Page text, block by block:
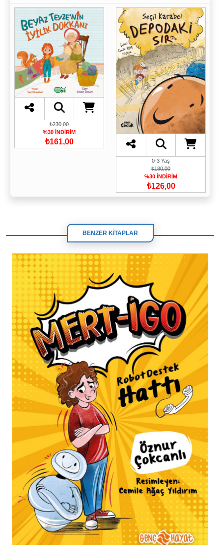
₺230,00
%30 İNDİRİM
₺161,00
0-3 Yaş
₺180,00
%30 İNDİRİM
₺126,00
BENZER KİTAPLAR